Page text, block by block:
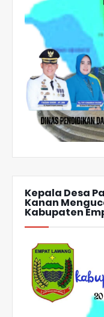
Kepala Desa
Kanan
Kabupaten